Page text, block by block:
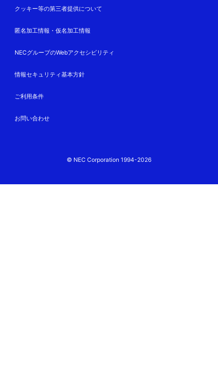
クッキー等の第三者提供について
匿名加工情報・仮名加工情報
NECグループのWebアクセシビリティ
情報セキュリティ基本方針
ご利用条件
お問い合わせ
© NEC Corporation 1994-2026